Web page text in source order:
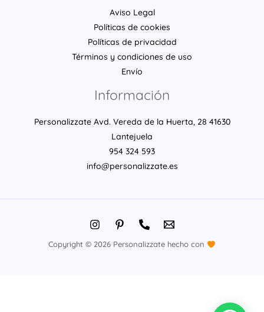
Aviso Legal
Políticas de cookies
Políticas de privacidad
Términos y condiciones de uso
Envío
Información
Personalizzate Avd. Vereda de la Huerta, 28 41630
Lantejuela
954 324 593
info@personalizzate.es
Copyright © 2026 Personalizzate hecho con